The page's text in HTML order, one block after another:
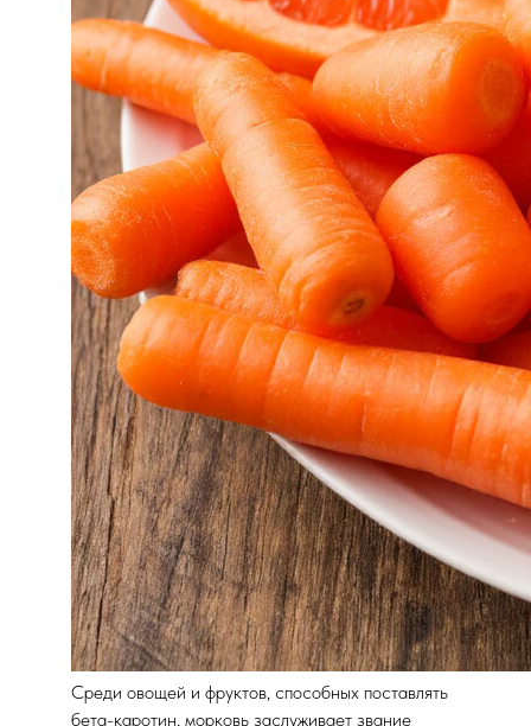
Среди овощей и фруктов, способных поставлять
бета-каротин, морковь заслуживает звание